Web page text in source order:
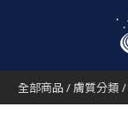
全部商品/膚質分類 /